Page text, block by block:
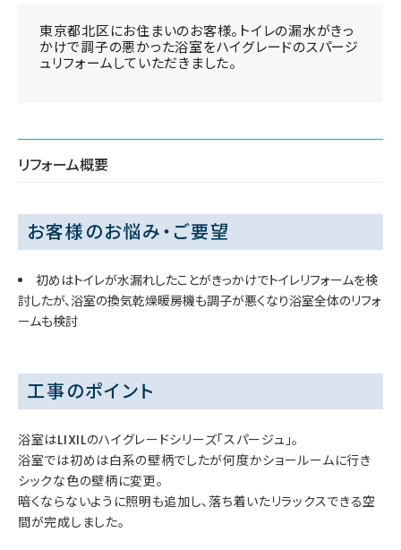
東京都北区にお住まいのお客様。トイレの漏水がきっ
かけで調子の悪かった浴室をハイグレードのスパージ
ュリフォームしていただきました。
リフォーム概要
お客様のお悩み・ご要望
初めはトイレが水漏れしたことがきっかけでトイレリフォームを検
討したが、浴室の換気乾燥暖房機も調子が悪くなり浴室全体のリフォ
ームも検討
工事のポイント
浴室はLIXILのハイグレードシリーズ「スパージュ」。
浴室では初めは白系の壁柄でしたが何度かショールームに行き
シックな色の壁柄に変更。
暗くならないように照明も追加し、落ち着いたリラックスできる空
間が完成しました。